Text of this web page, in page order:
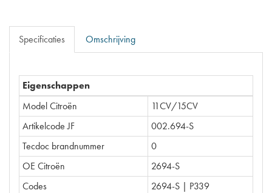
Specificaties Omschrijving
Eigenschappen
Model Citroën
11CV/15CV
Artikelcode JF
002.694-S
Tecdoc brandnummer
0
OE Citroën
2694-S
Codes
2694-S | P339